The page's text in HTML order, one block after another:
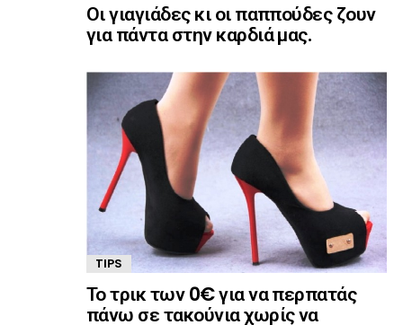
Οι γιαγιάδες κι οι παππούδες ζουν
για πάντα στην καρδιά μας.
TIPS
Το τρικ των 0€ για να περπατάς
πάνω σε τακούνια χωρίς να